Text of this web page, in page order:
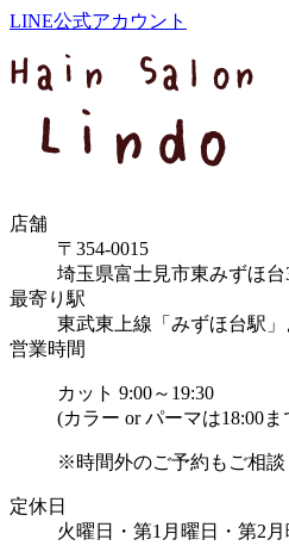
LINE公式アカウント
店舗
〒354-0015
埼玉県富士見市東みずほ
最寄り駅
東武東上線「みずほ台駅
営業時間
カット 9:00～19:30
(カラー or パーマは18:00ま
※時間外のご予約もご相談
定休日
火曜日・第1月曜日・第2